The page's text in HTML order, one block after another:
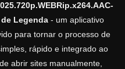
Legenda - um aplicativo
para tornar o processo de
rápido e integrado ao
abrir sites manualmente,